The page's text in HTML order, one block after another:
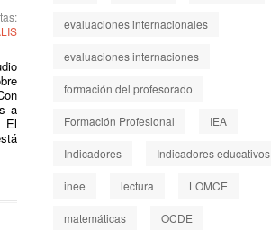
a
El
evaluaciones internacionales
evaluaciones internaciones
formación del profesorado
Formación Profesional IEA
Indicadores Indicadores educativos
inee lectura LOMCE
matemáticas OCDE